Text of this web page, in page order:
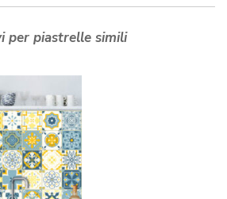
per piastrelle simili